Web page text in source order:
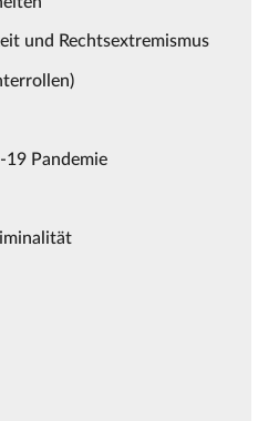
und Rechtsextremismus
Pandemie